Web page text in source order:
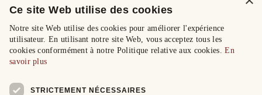
Ce site Web utilise des cookies
Notre site Web utilise des cookies pour améliorer l'expérience
utilisateur. En utilisant notre site Web, vous acceptez tous les
cookies conformément à notre Politique relative aux cookies.En
savoir plus
STRICTEMENT NÉCESSAIRES